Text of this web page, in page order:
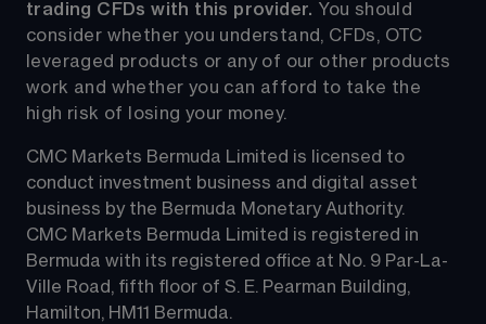
trading CFDs with this provider. You should
consider whether you understand, CFDs, OTC
leveraged products or any of our other products
work and whether you can afford to take the
high risk of losing your money.
CMC Markets Bermuda Limited is licensed to
conduct investment business and digital asset
business by the Bermuda Monetary Authority.
CMC Markets Bermuda Limited is registered in
Bermuda with its registered office at No. 9 Par-La-
Ville Road, fifth floor of S. E. Pearman Building,
Hamilton, HM11 Bermuda.